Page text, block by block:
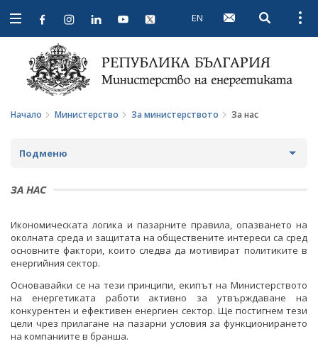
Open
navigation
EN Open
Начало Министерство За министерството За нас
Подменю
ЗА МИНИСТЕРСТВОТО
МИСИЯ И ЦЕЛИ
ИСТОРИЯ
СТРУКТУРА
ОДИТЕН КОМИТЕТ
ЗА НАС
Икономическата логика и пазарните правила, опазването на
околната среда и защитата на обществените интереси са сред
основните фактори, които следва да мотивират политиките в
енергийния сектор.
Основавайки се на тези принципи, екипът на Министерството
на енергетиката работи активно за утвърждаване на
конкурентен и ефективен енергиен сектор. Ще постигнем тези
цели чрез прилагане на пазарни условия за функционирането
на компаниите в бранша.